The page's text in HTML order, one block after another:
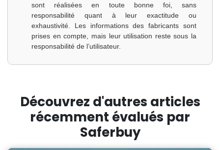
sont réalisées en toute bonne foi, sans
responsabilité quant à leur exactitude ou
exhaustivité. Les informations des fabricants sont
prises en compte, mais leur utilisation reste sous la
responsabilité de l’utilisateur.
Découvrez d'autres articles
récemment évalués par
Saferbuy